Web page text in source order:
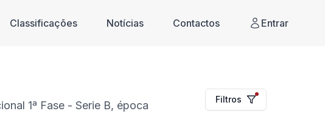
Classificações Notícias Contactos Entrar
1ª Fase - Serie B, época
Filtros